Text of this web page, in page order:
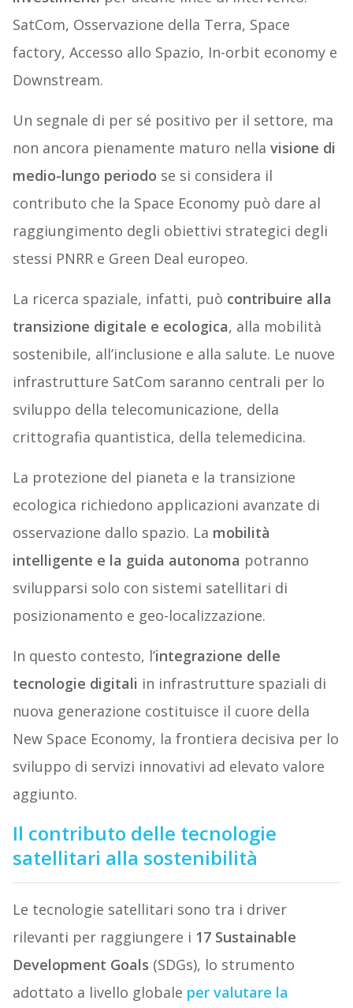
SatCom, Osservazione della Terra, Space
factory, Accesso allo Spazio, In-orbit economy e
Downstream.
Un segnale di per sé positivo per il settore, ma
non ancora pienamente maturo nella visione di
medio-lungo periodo se si considera il
contributo che la Space Economy può dare al
raggiungimento degli obiettivi strategici degli
stessi PNRR e Green Deal europeo.
La ricerca spaziale, infatti, può contribuire alla
transizione digitale e ecologica, alla mobilità
sostenibile, all’inclusione e alla salute. Le nuove
infrastrutture SatCom saranno centrali per lo
sviluppo della telecomunicazione, della
crittografia quantistica, della telemedicina.
La protezione del pianeta e la transizione
ecologica richiedono applicazioni avanzate di
osservazione dallo spazio. La mobilità
intelligente e la guida autonoma potranno
svilupparsi solo con sistemi satellitari di
posizionamento e geo-localizzazione.
In questo contesto, l’integrazione delle
tecnologie digitali in infrastrutture spaziali di
nuova generazione costituisce il cuore della
New Space Economy, la frontiera decisiva per lo
sviluppo di servizi innovativi ad elevato valore
aggiunto.
Il contributo delle tecnologie
satellitari alla sostenibilità
Le tecnologie satellitari sono tra i driver
rilevanti per raggiungere i 17 Sustainable
Development Goals (SDGs), lo strumento
adottato a livello globale per valutare la